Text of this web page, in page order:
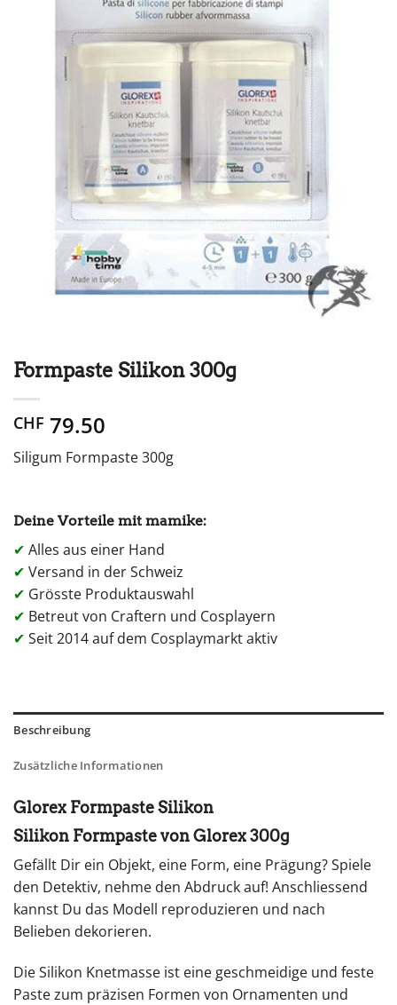
Formpaste Silikon 300g
CHF 79.50
Siligum Formpaste 300g
Deine Vorteile mit mamike:
✔ Alles aus einer Hand
✔ Versand in der Schweiz
✔ Grösste Produktauswahl
✔ Betreut von Craftern und Cosplayern
✔ Seit 2014 auf dem Cosplaymarkt aktiv
Beschreibung
Zusätzliche Informationen
Glorex Formpaste Silikon
Silikon Formpaste von Glorex 300g
Gefällt Dir ein Objekt, eine Form, eine Prägung? Spiele
den Detektiv, nehme den Abdruck auf! Anschliessend
kannst Du das Modell reproduzieren und nach
Belieben dekorieren.
Die Silikon Knetmasse ist eine geschmeidige und feste
Paste zum präzisen Formen von Ornamenten und